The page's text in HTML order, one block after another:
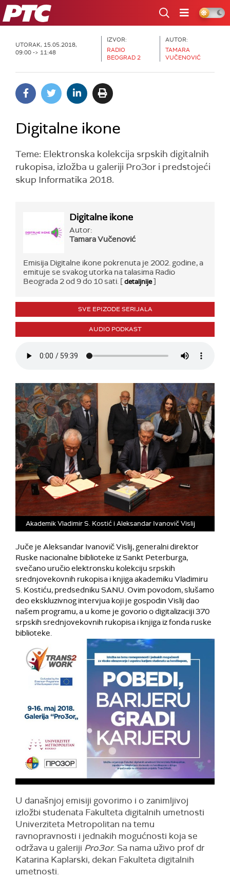
RTS
UTORAK, 15.05.2018,
09:00 -> 11:48
IZVOR:
RADIO
BEOGRAD 2
AUTOR:
TAMARA
VUČENOVIĆ
Digitalne ikone
Teme: Elektronska kolekcija srpskih digitalnih
rukopisa, izložba u galeriji Pro3or i predstojeći
skup Informatika 2018.
Digitalne ikone
Autor:
Tamara Vučenović
Emisija Digitalne ikone pokrenuta je 2002. godine, a
emituje se svakog utorka na talasima Radio
Beograda 2 od 9 do 10 sati. [detaljnije]
SVE EPIZODE SERIJALA
AUDIO PODKAST
Akademik Vladimir S. Kostić i Aleksandar Ivanovič Vislij
Juče je Aleksandar Ivanovič Vislij, generalni direktor
Ruske nacionalne biblioteke iz Sankt Peterburga,
svečano uručio elektronsku kolekciju srpskih
srednjovekovnih rukopisa i knjiga akademiku Vladimiru
S. Kostiću, predsedniku SANU. Ovim povodom, slušamo
deo ekskluzivnog intervjua koji je gospodin Vislij dao
našem programu, a u kome je govorio o digitalizaciji 370
srpskih srednjovekovnih rukopisa i knjiga iz fonda ruske
biblioteke.
U današnjoj emisiji govorimo i o zanimljivoj
izložbi studenata Fakulteta digitalnih umetnosti
Univerziteta Metropolitan na temu
ravnopravnosti i jednakih mogućnosti koja se
održava u galeriji Pro3or. Sa nama uživo prof dr
Katarina Kaplarski, dekan Fakulteta digitalnih
umetnosti.